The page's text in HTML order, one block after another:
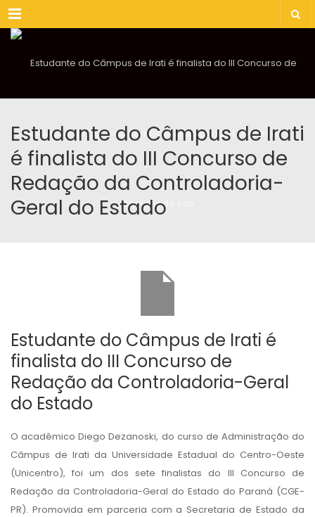
Menu
Estudante do Câmpus de Irati
é finalista do III Concurso de
Redação da Controladoria-
Geral do Estado
Estudante do Câmpus de Irati é
finalista do III Concurso de
Redação da Controladoria-Geral
do Estado
O acadêmico Diego Dezanoski, do curso de Administração do
Câmpus de Irati da Universidade Estadual do Centro-Oeste
(Unicentro), foi um dos sete finalistas do III Concurso de
Redação da Controladoria-Geral do Estado do Paraná (CGE-
PR). Promovida em parceria com a Secretaria de Estado da